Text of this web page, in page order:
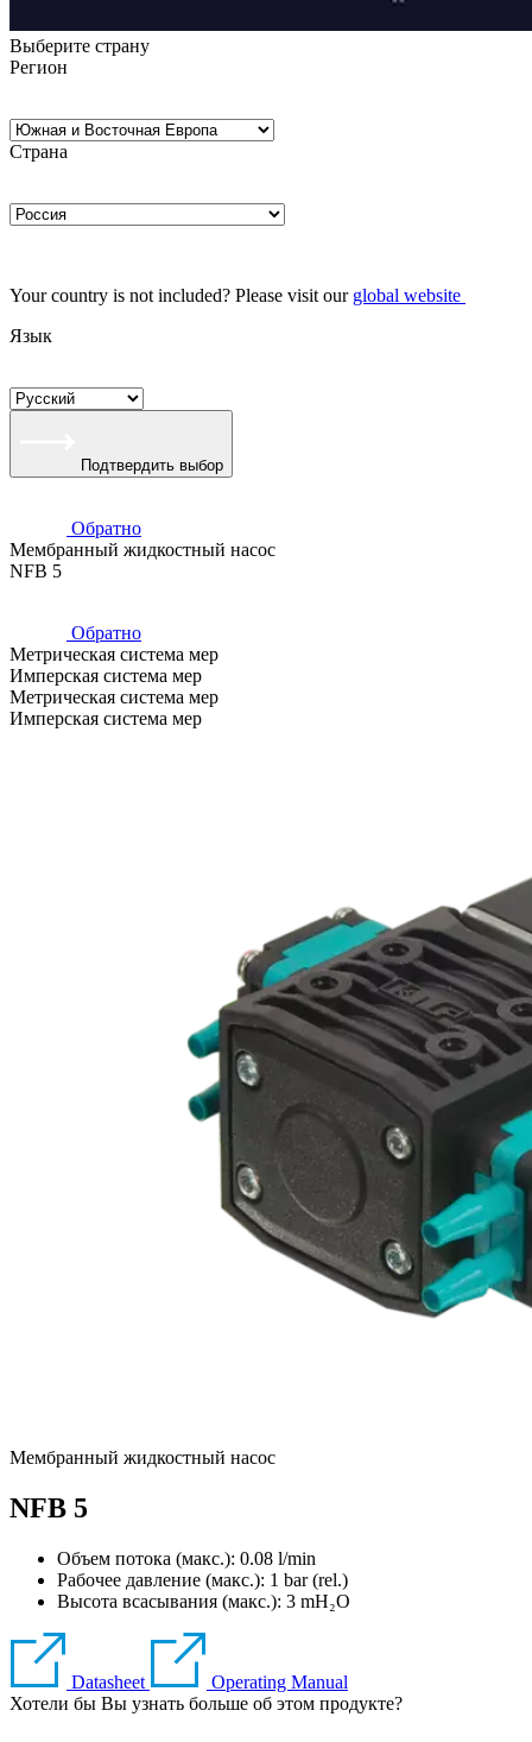
Выберите страну
Регион
Страна
Your country is not included? Please visit our global website
Язык
Подтвердить выбор
Обратно
Мембранный жидкостный насос
NFB 5
Обратно
Метрическая система мер
Имперская система мер
Метрическая система мер
Имперская система мер
Мембранный жидкостный насос
NFB 5
Объем потока (макс.): 0.08 l/min
Рабочее давление (макс.): 1 bar (rel.)
Высота всасывания (макс.): 3 mH₂O
Datasheet
Operating Manual
Хотели бы Вы узнать больше об этом продукте?